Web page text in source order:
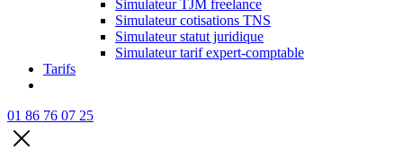
Simulateur TJM freelance
Simulateur cotisations TNS
Simulateur statut juridique
Simulateur tarif expert-comptable
Tarifs
01 86 76 07 25